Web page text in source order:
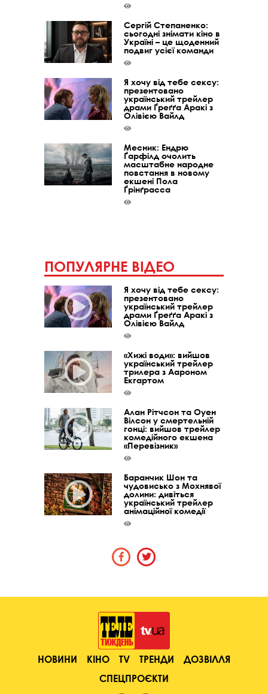
Сергій Степаненко:
сьогодні знімати кіно в
Україні – це щоденний
подвиг усієї команди
Я хочу від тебе сексу:
презентовано
український трейлер
драми Ґреґґа Аракі з
Олівією Вайлд
Месник: Ендрю
Ґарфілд очолить
масштабне народне
повстання в новому
екшені Пола
Ґрінґрасса
ПОПУЛЯРНЕ ВІДЕО
Я хочу від тебе сексу:
презентовано
український трейлер
драми Ґреґґа Аракі з
Олівією Вайлд
«Хижі води»: вийшов
український трейлер
трилера з Аароном
Екгартом
Алан Рітчсон та Оуен
Вілсон у смертельній
гонці: вийшов трейлер
комедійного екшена
«Перевізник»
Баранчик Шон та
чудовисько з Мохнявої
долини: дивіться
український трейлер
анімаційної комедії
НОВИНИ КІНО TV ТРЕНДИ
ДОЗВІЛЛЯ
СПЕЦПРОЄКТИ